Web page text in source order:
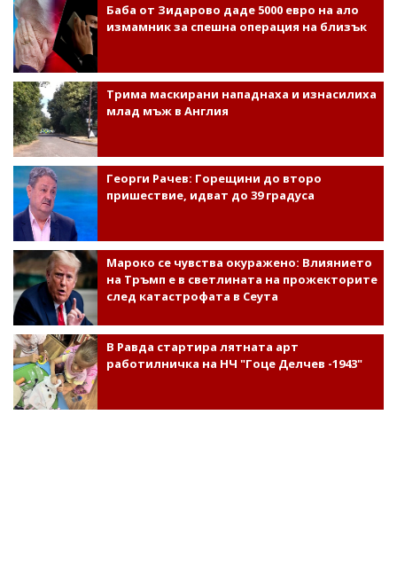
Баба от Зидарово даде 5000 евро на ало
измамник за спешна операция на близък
Трима маскирани нападнаха и изнасилиха
млад мъж в Англия
Георги Рачев: Горещини до второ
пришествие, идват до 39 градуса
Мароко се чувства окуражено: Влиянието
на Тръмп е в светлината на прожекторите
след катастрофата в Сеута
В Равда стартира лятната арт
работилничка на НЧ "Гоце Делчев -1943"